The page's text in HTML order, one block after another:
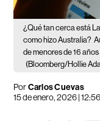
¿Qué tan cerca está
como hizo Australia?
de menores de 16
(Bloomberg/Hollie
PorCarlos Cuevas
15 de enero, 2026 |